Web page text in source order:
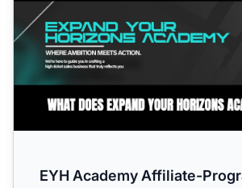
EYH Academy Affiliate-